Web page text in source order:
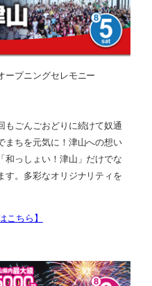
プニングセレモニー
もごんごおどりに続けて奴通
まちを元気に！津山への想い
和っしょい！津山」だけでな
す。多彩なオリジナリティを
こちら】